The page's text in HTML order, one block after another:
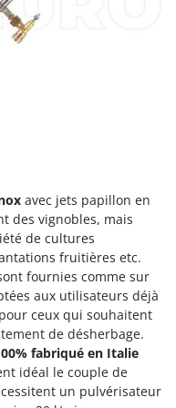
et le jardin
voies respiratoires
avec jets papillon en
des vignobles, mais
de cultures
fruitières etc.
fournies comme sur
aux utilisateurs déjà
ceux qui souhaitent
de désherbage.
fabriqué en Italie
idéal le couple de
un pulvérisateur